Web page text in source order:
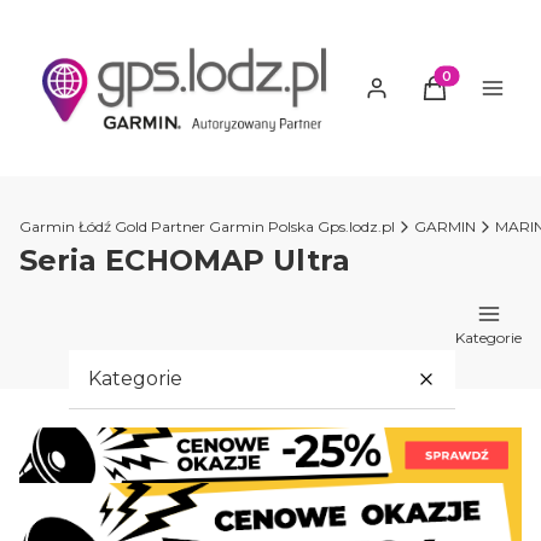
Produkty w
Garmin Łódź Gold Partner Garmin Polska Gps.lodz.pl GARMIN
Seria ECHOMAP Ultra
Kategorie
Kategorie
PROMOCJE GARMIN
GARMIN